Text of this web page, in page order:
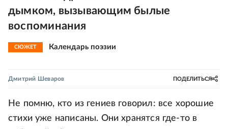
дымком, вызывающим былые
воспоминания
СЮЖЕТ Календарь поэзии
Дмитрий Шеваров ПОДЕЛИТЬСЯ
Не помню, кто из гениев говорил: все хорошие
стихи уже написаны. Они хранятся где-то в